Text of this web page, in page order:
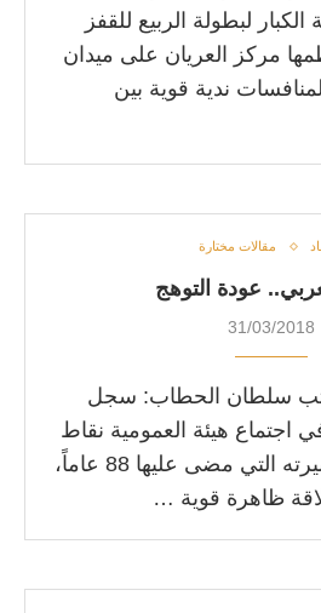
لبطولة الربيع للقفز
مركز العريان على ميدان
ندية قوية بين
مقالات مختارة
عودة التوهج
31/03/2018
كتب سلطان الحطاب: سجل
اجتماع هيئة العمومية نقاط
توهج جديدة في مسيرته التي مضى عليها 88 عاماً،
ظاهرة قوية …